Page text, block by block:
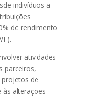
indivíduos a
do rendimento
atividades
parceiros,
projetos de
às alterações